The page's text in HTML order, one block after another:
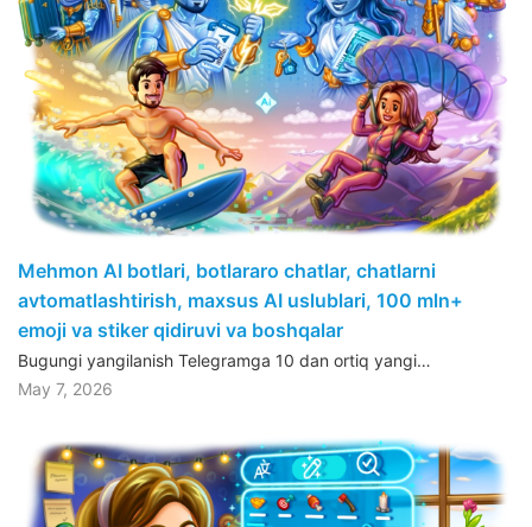
Mehmon AI botlari, botlararo chatlar, chatlarni
avtomatlashtirish, maxsus AI uslublari, 100 mln+
emoji va stiker qidiruvi va boshqalar
Bugungi yangilanish Telegramga 10 dan ortiq yangi…
May 7, 2026